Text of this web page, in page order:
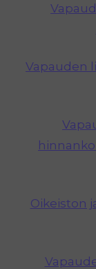
Vapauden
Oikeiston